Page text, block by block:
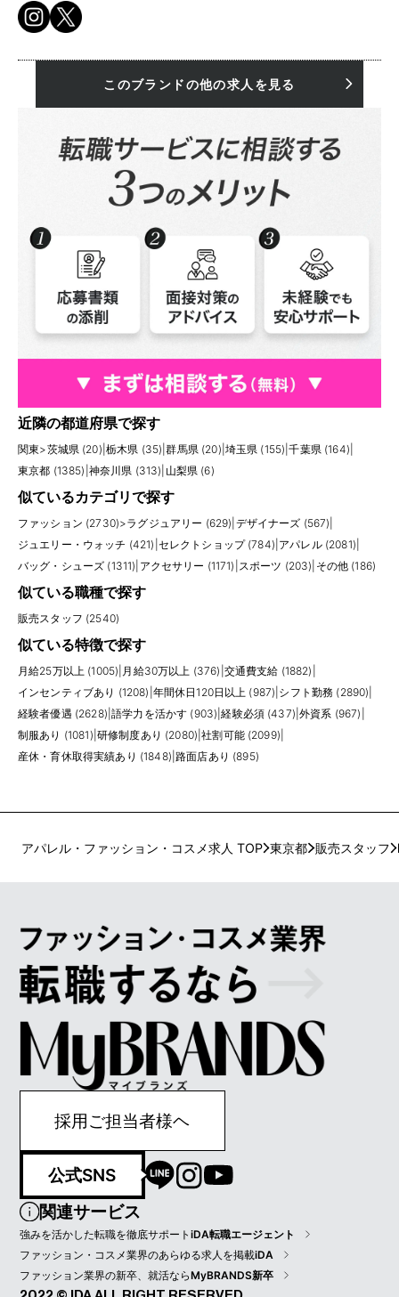
このブランドの他の求人を見る
近隣の都道府県で探す
関東>茨城県 (20) 栃木県 (35) |群馬県 (20) 埼玉県 (155) |千葉県 (164)
東京都 (1385) 神奈川県 (313) 山梨県 (6)
似ているカテゴリで探す
ファッション (2730)>ラグジュアリー (629) デザイナーズ (567)
ジュエリー・ウォッチ (421) セレクトショップ (784) アパレル (2081)
バッグ・シューズ (1311) アクセサリー (1171) スポーツ (203) その他 (186)
似ている職種で探す
販売スタッフ (2540)
似ている特徴で探す
月給25万以上 (1005) 月給30万以上 (376) 交通費支給 (1882)
インセンティブあり (1208) 年間休日120日以上 (987) シフト勤務 (2890)
経験者優遇 (2628) |語学力を活かす (903) |経験必須 (437) |外資系 (967)
制服あり (1081) 研修制度あり (2080) |社割可能 (2099)
産休・育休取得実績あり (1848) |路面店あり (895)
アパレル・ファッション・コスメ求人 TOP 東京都 販売スタッフ
採用ご担当者様ヘ
公式SNS
関連サービス
強みを活かした転職を徹底サポートiDA転職エージェント
ファッション・コスメ業界のあらゆる求人を掲載iDA
ファッション業界の新卒、就活ならMyBRANDS新卒